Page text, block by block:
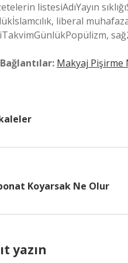
listesiAdıYayın
liberal
Makyaj Pişirme
Koyarsak Ne Olur
yazın